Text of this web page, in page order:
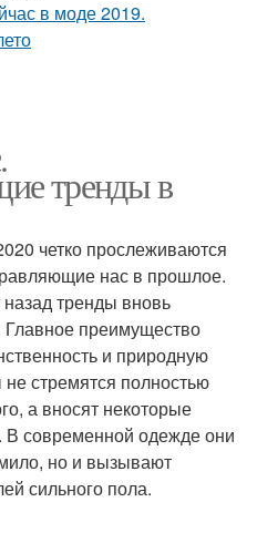
тренды в
четко прослеживаются
нас в прошлое.
тренды вновь
преимущество
и природную
стремятся полностью
а вносят некоторые
современной одежде они
но и вызывают
сильного пола.